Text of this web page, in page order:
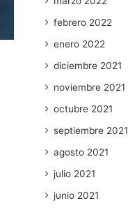
febrero 2022
enero 2022
diciembre 2021
noviembre 2021
octubre 2021
septiembre 2021
agosto 2021
julio 2021
junio 2021